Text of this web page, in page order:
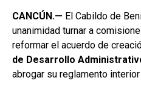
CANCÚN.— El Cabildo de
unanimidad turnar a
reformar el acuerdo de
de Desarrollo
abrogar su reglamento